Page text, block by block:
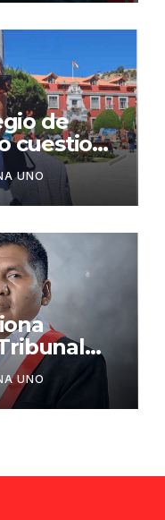
de
cuestiona
UNO
liberación
UNO